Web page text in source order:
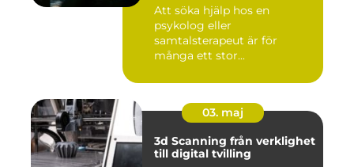
Att söka hjälp hos en
psykolog eller
samtalsterapeut är för
många ett stor...
03. maj
3d Scanning från verklighet
till digital tvilling